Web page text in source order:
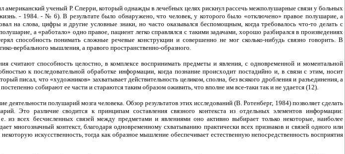
американский ученый Р. Сперри, который однажды в лечебных целях рискнул рассечь межполушарные связи у больных
- 1984. - № 6). В результате было обнаружено, что человек, у которого было «отключено» правое полушарие, а
на слова, цифры и другие условные знаки, но часто оказывался беспомощным, когда требовалось что-то делать с
а «работало» одно правое, пациент легко справлялся с такими задачами, хорошо разбирался в произведениях
способность понимать сложные речевые конструкции и совершенно не мог сколько-нибудь связно говорить. В
вербального мышления, а правого пространственно-образного.
считают способность целостно, в комплексе воспринимать предметы и явления, с одновременной и моментальной
к последовательной обработке информации, когда познание происходит постадийно и, в связи с этим, носит
писал, что «художников» захватывает действительность целиком, сполна, без всякого дробления и разъединения, а
собирают ее части и стараются таким образом оживить, что вполне им все-таки так и не удается (12).
полушарий мозга человека. Обзор результатов этих исследований (В. Ротенберг, 1984) позволяет сделать
Это различие сводится к принципам составления связного контекста из отдельных элементов информации:
из всех бесчисленных связей между предметами и явлениями оно активно выбирает только некоторые, наиболее
многозначный контекст, благодаря одновременному схватыванию практически всех признаков и связей одного или
искусственность, тогда как образное мышление обеспечивает естественную непосредственность восприятия